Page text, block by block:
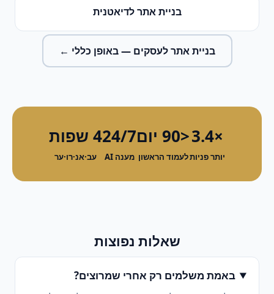
בניית אתרלדיאטנית
בניית אתר לעסקים — באופן כללי ←
×3.4
יותר פניות
<90 יום
לעמוד הראשון
24/7
מענה AI
4 שפות
עב·אנ·רו·ער
שאלות נפוצות
באמת משלמים רק אחרי שמרוצים?